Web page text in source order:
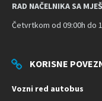
RAD NAČELNIKA SA
Četvrtkom od 09:00h do
KORISNE
Vozni red autobus